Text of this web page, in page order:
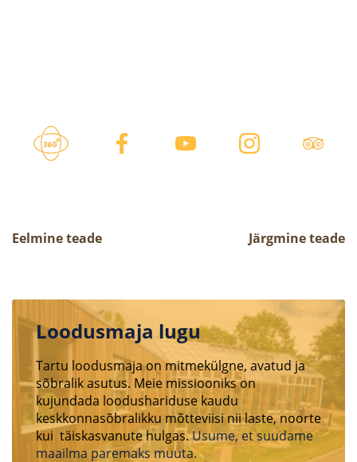
Eelmine teade Järgmine teade
Loodusmaja lugu
Tartu loodusmaja on mitmekülgne, avatud ja
sõbralik asutus. Meie missiooniks on
kujundada loodushariduse kaudu
keskkonnasõbralikku mõtteviisi nii laste, noorte
kui täiskasvanute hulgas.Usume, et suudame
maailma paremaks muuta.